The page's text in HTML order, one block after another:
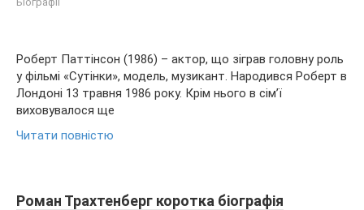
Роберт Паттінсон (1986) – актор, що зіграв головну роль
у фільмі «Сутінки», модель, музикант. Народився Роберт в
Лондоні 13 травня 1986 року. Крім нього в сім’ї
виховувалося ще
Читати повністю
Роман Трахтенберг коротка біографія